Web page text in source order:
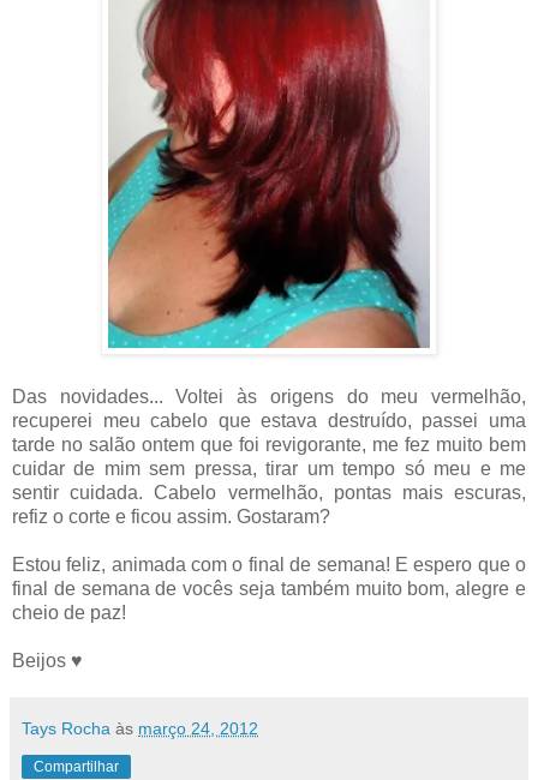
Das novidades... Voltei às origens do meu vermelhão,
recuperei meu cabelo que estava destruído, passei uma
tarde no salão ontem que foi revigorante, me fez muito bem
cuidar de mim sem pressa, tirar um tempo só meu e me
sentir cuidada. Cabelo vermelhão, pontas mais escuras,
refiz o corte e ficou assim. Gostaram?
Estou feliz, animada com o final de semana! E espero que o
final de semana de vocês seja também muito bom, alegre e
cheio de paz!
Beijos ♥
Tays Rocha às março 24, 2012
Compartilhar